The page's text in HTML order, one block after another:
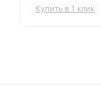
Купить в 1 клик